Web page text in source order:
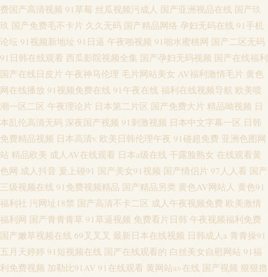
费国产高清视频 91草莓 丝瓜视频污成人 国产亚洲视品在线 国产玖
玖 国产免费毛不卡片 久久无码 国产精品网络 孕妇无码在线 91手机
论坛 91视频新地址 91日逼 午夜啪视频 91啪水蜜桃网 国产二区无码
91日韩在线观看 西瓜影院视频全集 国产孕妇无码视频 国产在线福利
国产在线日皮片 午夜神马伦理 毛片网站美女 AV福利激情毛片 黄色
网在线播放 91视频免费在线 91午夜在线 福利在线视频导航 欧美喷
潮一区二区 午夜理论片 日本第二片区 国产免费大片 精品呦视频 日
本乱伦高清无码 深夜国产视频 91刺激视频 日本中文字幕一区 日韩
免费精品视频 日本高清v 欧美日韩伦理午夜 91碰超免费 亚洲色图网
站 精品欧美 成人AV在线观看 日本a级在线 干露脸熟女 在线观看黄
色网 成人抖音 爰上碰91 国产美女91视频 国产情侣片 97人人看 国产
三级视频在线 91免费视频精品 国产精品另类 黄色AV网站人 黄色91
福利社 污网址18禁 国产高清不卡二区 成人午夜视频免费 欧美激情
福利网 国产青青青草 91草逼视频 免费看片日韩 午夜视频福利免费
国产嫩草视频在线 69叉叉叉 最新日本在线视频 日韩成人a 青青操91
五月天婷婷 91短视频在线 国产在线观看的 白丝美女自慰网站 91福
利免费视频 加勒比91AV 91在线观看 黄网站av在线 国产视频 狠狠擼